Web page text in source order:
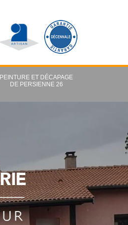
PEINTURE ET DÉCAPAGE
DE PERSIENNE 26